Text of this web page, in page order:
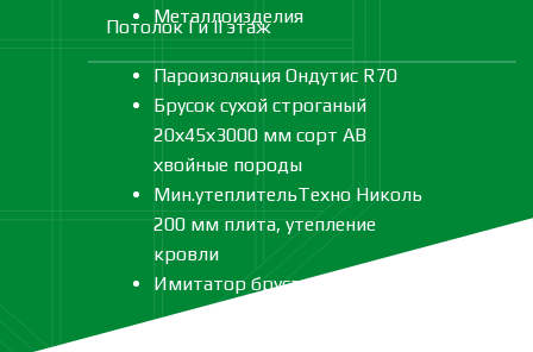
Металлоизделия
Потолок I и II этаж
Пароизоляция Ондутис R70
Брусок сухой строганый
20х45х3000 мм сорт АВ
хвойные породы
Мин.утеплительТехно Николь
200 мм плита, утепление
кровли
Имитатор бруса